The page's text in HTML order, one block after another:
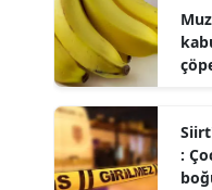
oldu
Muz
:
: